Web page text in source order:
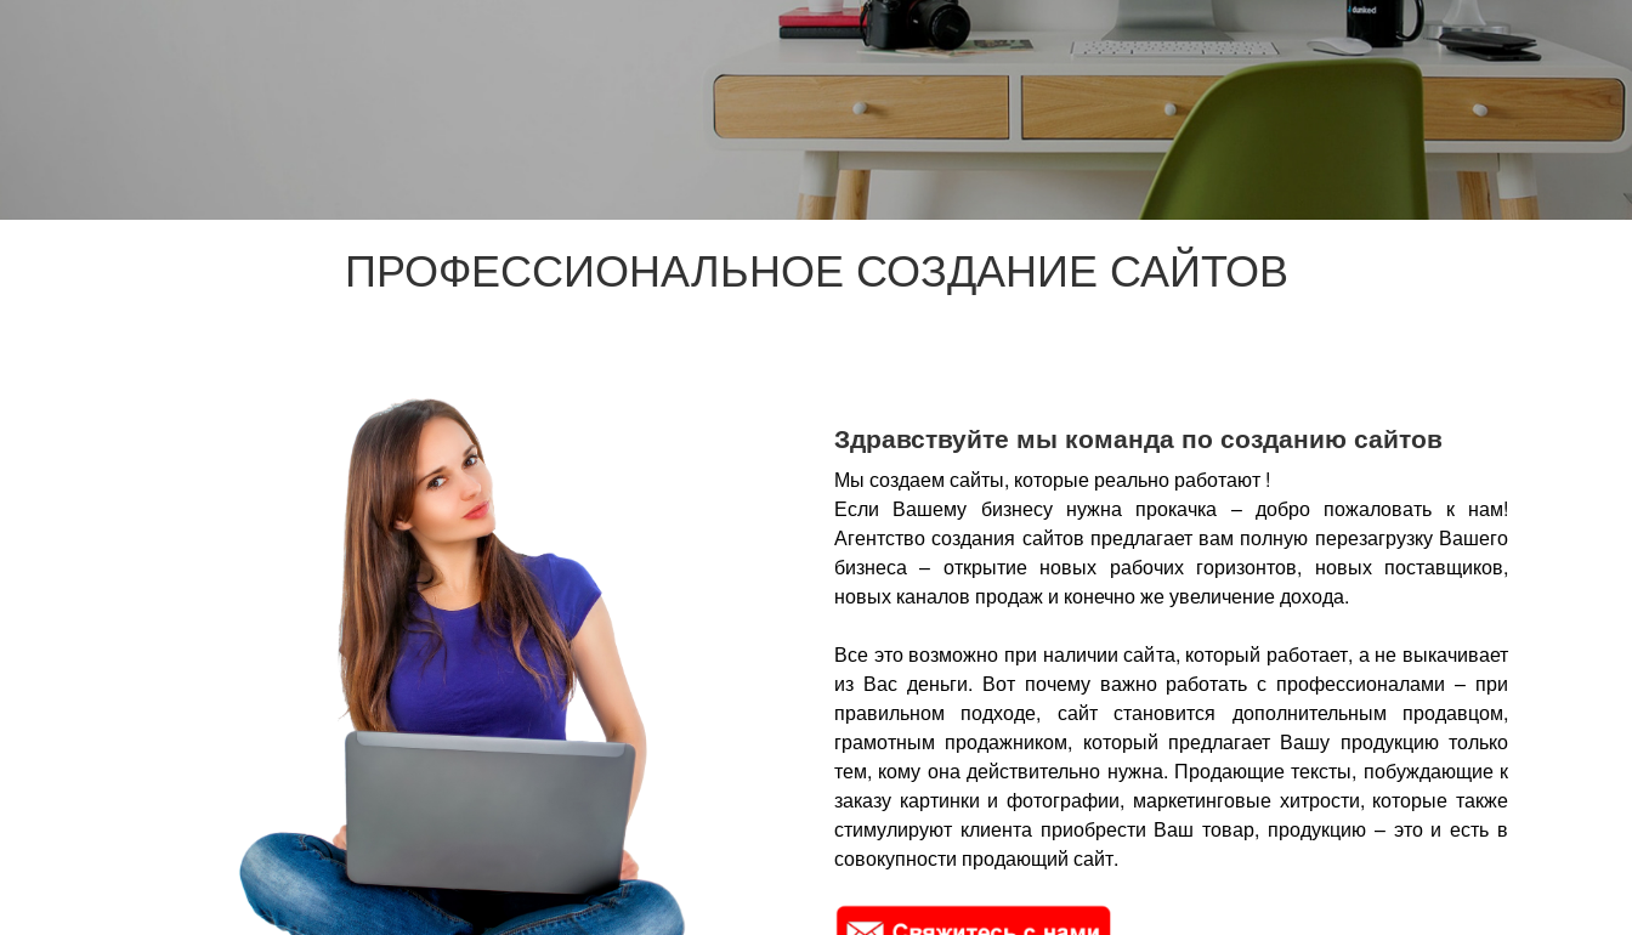
ПРОФЕССИОНАЛЬНОЕ СОЗДАНИЕ САЙТОВ
Здравствуйте мы команда по созданию сайтов
Мы создаем сайты, которые реально работают !
Если Вашему бизнесу нужна прокачка – добро пожаловать к нам!
Агентство создания сайтов предлагает вам полную перезагрузку Вашего
бизнеса – открытие новых рабочих горизонтов, новых поставщиков,
новых каналов продаж и конечно же увеличение дохода.
Все это возможно при наличии сайта, который работает, а не выкачивает
из Вас деньги. Вот почему важно работать с профессионалами – при
правильном подходе, сайт становится дополнительным продавцом,
грамотным продажником, который предлагает Вашу продукцию только
тем, кому она действительно нужна. Продающие тексты, побуждающие к
заказу картинки и фотографии, маркетинговые хитрости, которые также
стимулируют клиента приобрести Ваш товар, продукцию – это и есть в
совокупности продающий сайт.